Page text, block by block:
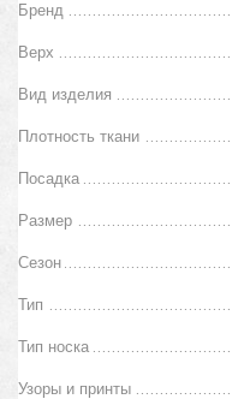
Бренд
Верх
Вид изделия
Плотность ткани
Посадка
Размер
Сезон
Тип
Тип носка
Узоры и принты